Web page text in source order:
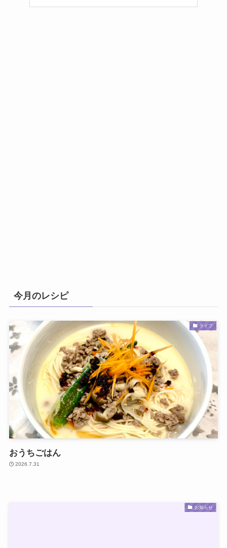
今月のレシピ
ライフ
おうちごはん
2026.7.31
お知らせ